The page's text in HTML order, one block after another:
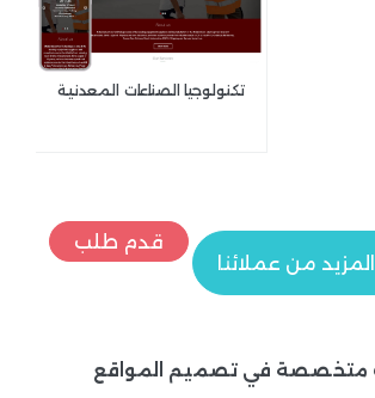
تكنولوجيا الصناعات المعدنية
من عملائنا
قدم طلب
في تصميم المواقع